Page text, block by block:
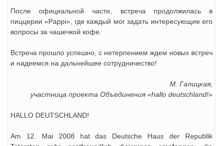
После официальной части, встреча продолжилась в
пиццерии «Pappi», где каждый мог задать интересующие его
вопросы за чашечкой кофе.
Встреча прошло успешно, с нетерпением ждем новых встреч
и надеемся на дальнейшее сотрудничество!
М. Галицкая,
участница проекта Объединения «hallo deutschland!»
HALLO DEUTSCHLAND!
Am 12. Mai 2008 hat das Deutsche Haus der Republik